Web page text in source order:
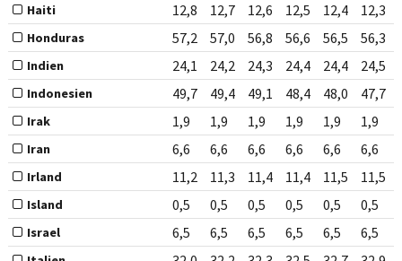
Haiti 12,8 12,7 12,6 12,5 12,4 12,3
Honduras 57,2 57,0 56,8 56,6 56,5 56,3
Indien 24,1 24,2 24,3 24,4 24,4 24,5
Indonesien 49,7 49,4 49,1 48,4 48,0 47,7
Irak 1,9 1,9 1,9 1,9 1,9 1,9
Iran 6,6 6,6 6,6 6,6 6,6 6,6
Irland 11,2 11,3 11,4 11,4 11,5 11,5
Island 0,5 0,5 0,5 0,5 0,5 0,5
Israel 6,5 6,5 6,5 6,5 6,5 6,5